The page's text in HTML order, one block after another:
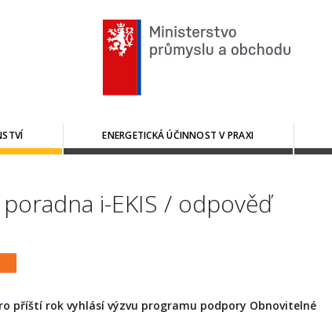
ENERGETICKÁ ÚČINNOST V PRAXI
i-EKIS / odpověď
příští rok vyhlásí výzvu programu podpory Obnovitelné